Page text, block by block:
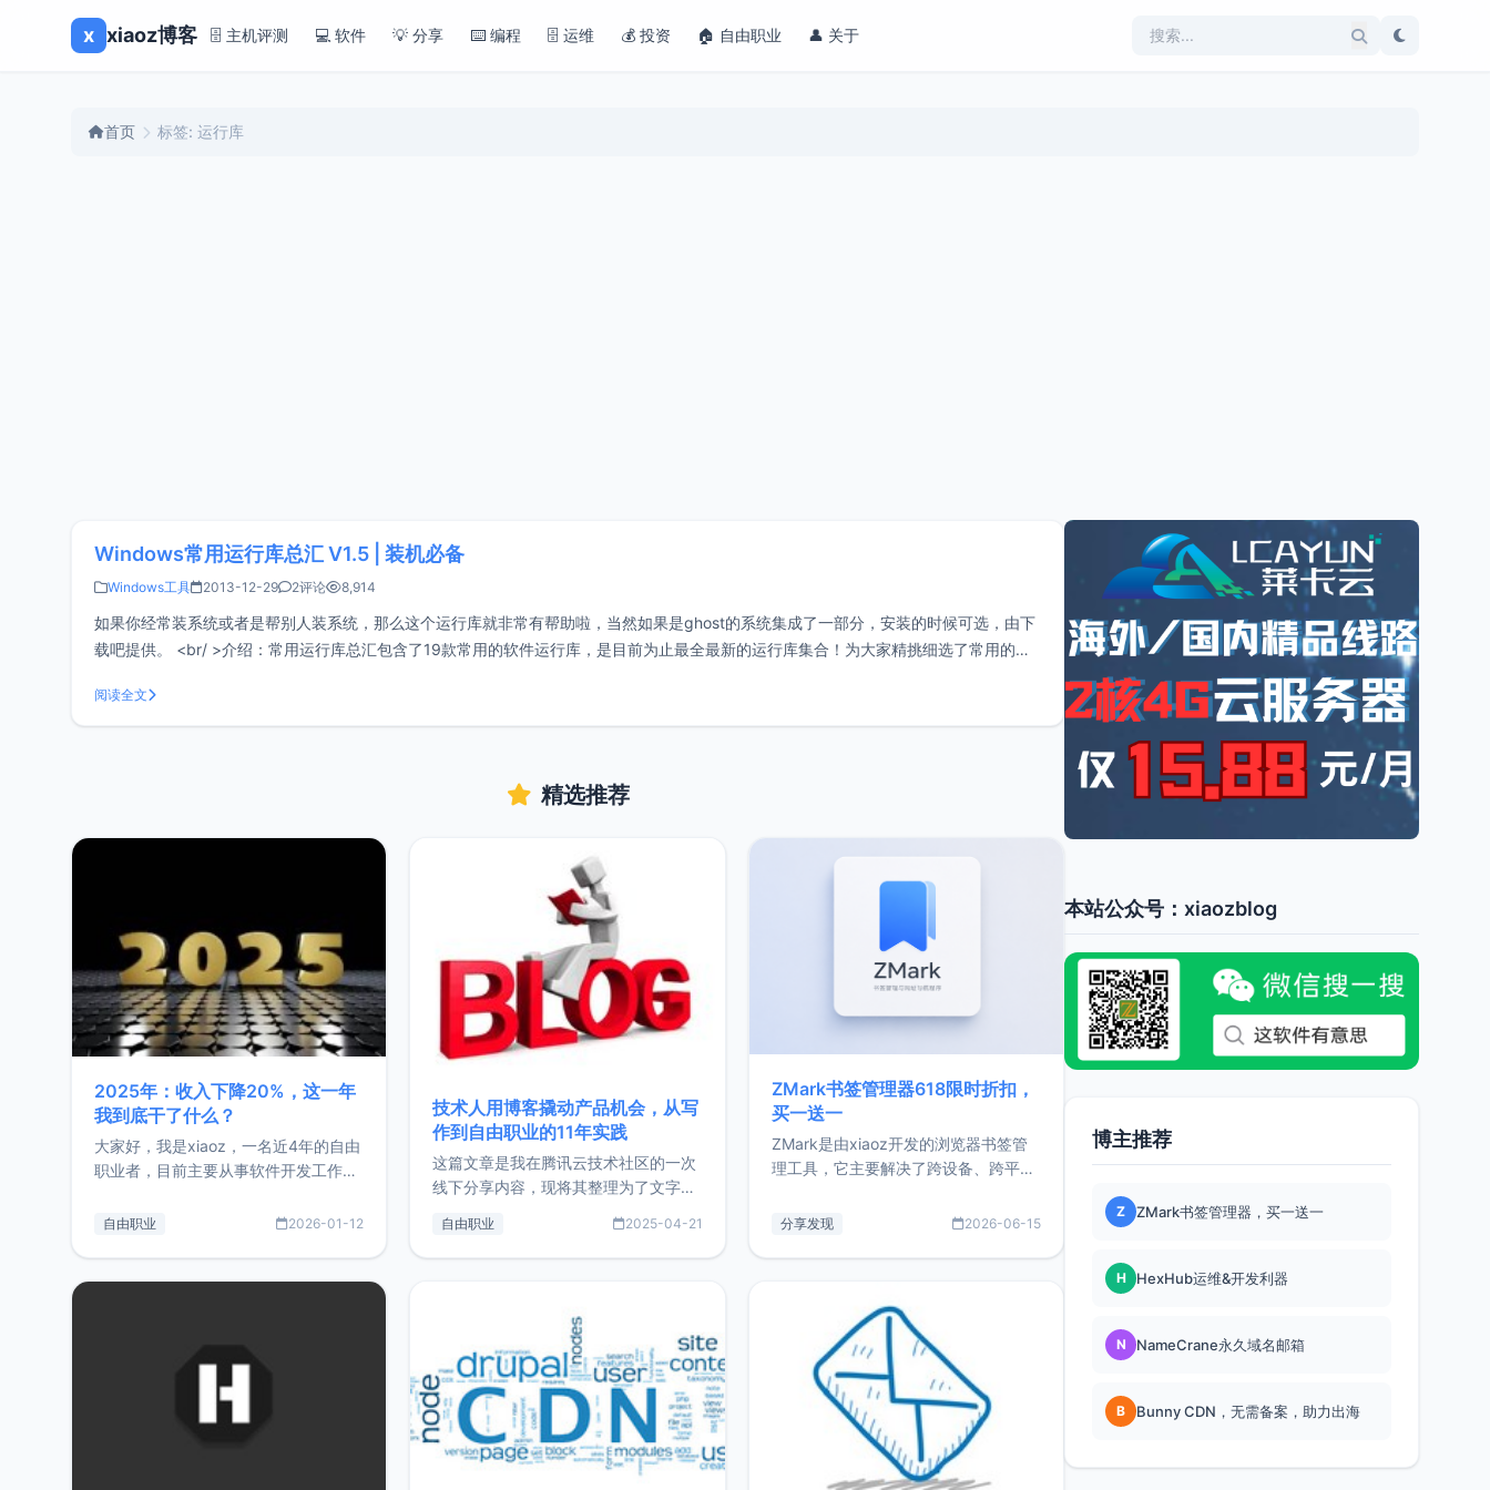
x xiaoz博客 🗄️ 主机评测 💻 软件 💡 分享 ⌨️ 编程 🗄️ 运维 💰 投资 🏠 自由职业 👤 关于
首页 标签: 运行库
Windows常用运行库总汇 V1.5 | 装机必备
Windows工具 2013-12-29 2评论 8,914
如果你经常装系统或者是帮别人装系统，那么这个运行库就非常有帮助啦，当然如果是ghost的系统集成了一部分，安装的时候可选，由下
载吧提供。 <br/ >介绍：常用运行库总汇包含了19款常用的软件运行库，是目前为止最全最新的运行库集合！为大家精挑细选了常用的运
阅读全文
精选推荐
2025年：收入下降20%，这一年
我到底干了什么？
大家好，我是xiaoz，一名近4年的自由
职业者，目前主要从事软件开发工作。
的总结，内容主要包括：工作、学习、
自由职业 2026-01-12
技术人用博客撬动产品机会，从写
作到自由职业的11年实践
这篇文章是我在腾讯云技术社区的一次
线下分享内容，现将其整理为了文字
版，分享了写博客11年来的经历，以及
通过博客过渡到做产品和走向自由职业
的一个小故事。文中还首次公开了我的
前从事服务器运维相关工作，现在已经
转自由职业3年，目前
自由职业 2025-04-21
ZMark书签管理器618限时折扣，
买一送一
ZMark是由xiaoz开发的浏览器书签管
理工具，它主要解决了跨设备、跨平
做到一处部署、随处访问。同时，它还
量级： 使用Bun + Hono.js
分享发现 2026-06-15
本站公众号：xiaozblog
博主推荐
Z ZMark书签管理器，买一送一
H HexHub运维&开发利器
N NameCrane永久域名邮箱
B Bunny CDN，无需备案，助力出海